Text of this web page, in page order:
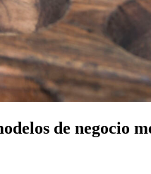
de negocio